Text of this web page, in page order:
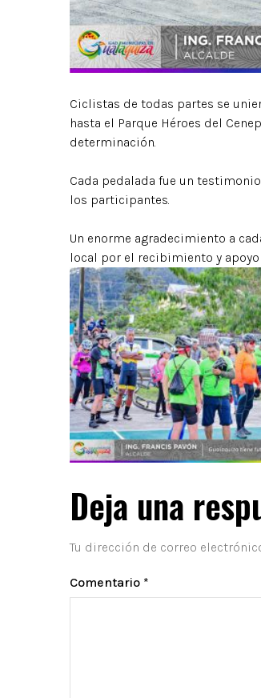
Ciclistas de todas partes se
hasta el Parque Héroes del
determinación.
Cada pedalada fue un
los participantes.
Un enorme agradecimiento a
local por el recibimiento y
Deja una
Tu dirección de correo
Comentario *